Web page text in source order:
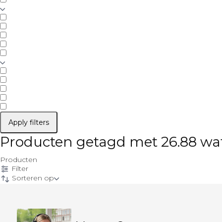
Apply filters
Producten getagd met 26.88
Producten
Filter
Sorteren op